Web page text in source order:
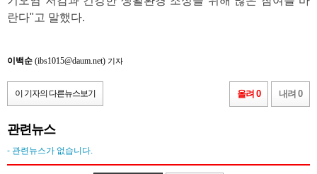
란다"고 말했다.
이백순 (ibs1015@daum.net) 기자
이 기자의 다른뉴스보기 올려 0 내려 0
관련뉴스
- 관련뉴스가 없습니다.